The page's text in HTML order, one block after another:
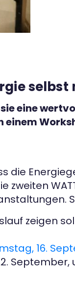
selbst
eine
die
zweiten
zeigen
16.